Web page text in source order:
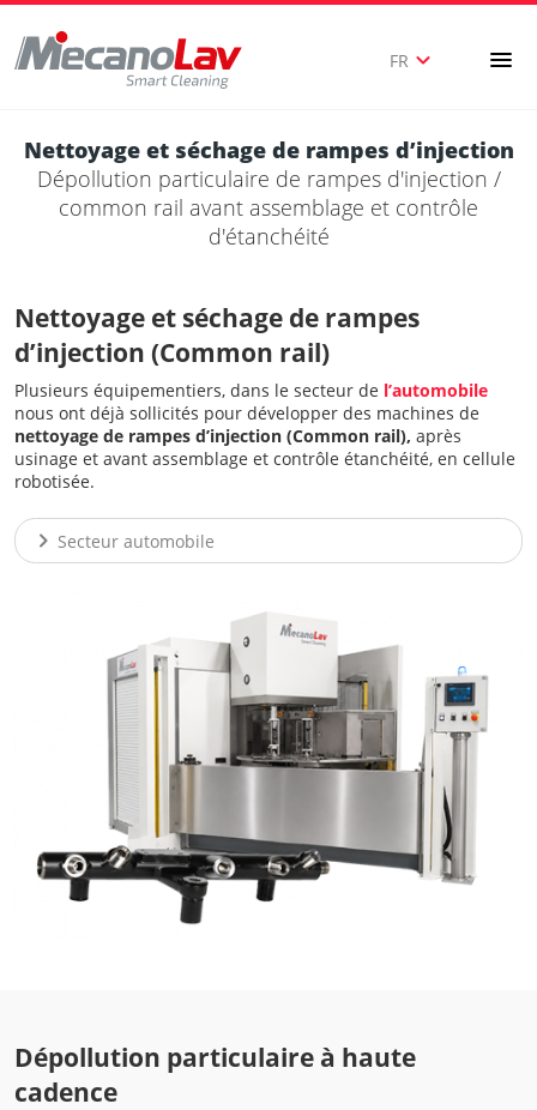
FR expand_more menu
Nettoyage et séchage de rampes d’injection
Dépollution particulaire de rampes d'injection /
common rail avant assemblage et contrôle
d'étanchéité
Nettoyage et séchage de rampes
d’injection (Common rail)
Plusieurs équipementiers, dans le secteur de l’automobile
nous ont déjà sollicités pour développer des machines de
nettoyage de rampes d’injection (Common rail), après
usinage et avant assemblage et contrôle étanchéité, en cellule
robotisée.
chevron_right Secteur automobile
Dépollution particulaire à haute
cadence